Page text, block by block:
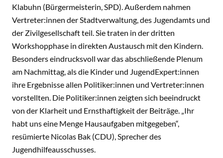
Klabuhn (Bürgermeisterin, SPD). Außerdem nahmen
Vertreter:innen der Stadtverwaltung, des Jugendamts und
der Zivilgesellschaft teil. Sie traten in der dritten
Workshopphase in direkten Austausch mit den Kindern.
Besonders eindrucksvoll war das abschließende Plenum
am Nachmittag, als die Kinder und JugendExpert:innen
ihre Ergebnisse allen Politiker:innen und Vertreter:innen
vorstellten. Die Politiker:innen zeigten sich beeindruckt
von der Klarheit und Ernsthaftigkeit der Beiträge. „Ihr
habt uns eine Menge Hausaufgaben mitgegeben“,
resümierte Nicolas Bak (CDU), Sprecher des
Jugendhilfeausschusses.